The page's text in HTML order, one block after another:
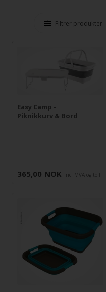
Filtrer produkter
Easy Camp -
Piknikkurv & Bord
365,00 NOK incl MVA og toll